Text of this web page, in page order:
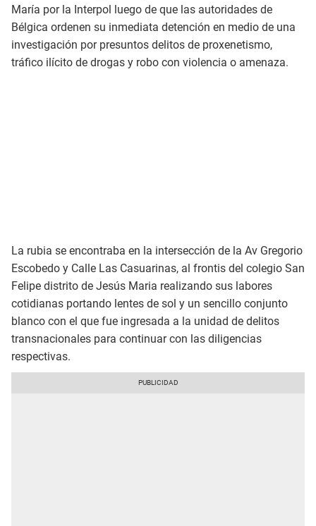
María por la Interpol luego de que las autoridades de
Bélgica ordenen su inmediata detención en medio de una
investigación por presuntos delitos de proxenetismo,
tráfico ilícito de drogas y robo con violencia o amenaza.
La rubia se encontraba en la intersección de la Av Gregorio
Escobedo y Calle Las Casuarinas, al frontis del colegio San
Felipe distrito de Jesús Maria realizando sus labores
cotidianas portando lentes de sol y un sencillo conjunto
blanco con el que fue ingresada a la unidad de delitos
transnacionales para continuar con las diligencias
respectivas.